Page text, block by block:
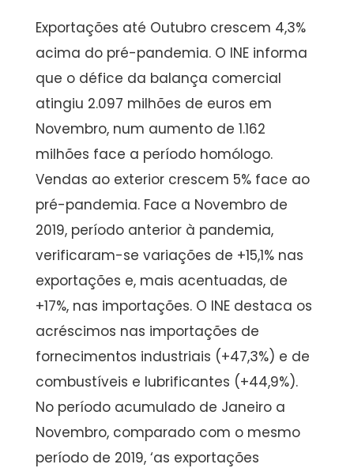
Exportações até Outubro crescem 4,3%
acima do pré-pandemia. O INE informa
que o défice da balança comercial
atingiu 2.097 milhões de euros em
Novembro, num aumento de 1.162
milhões face a período homólogo.
Vendas ao exterior crescem 5% face ao
pré-pandemia. Face a Novembro de
2019, período anterior à pandemia,
verificaram-se variações de +15,1% nas
exportações e, mais acentuadas, de
+17%, nas importações. O INE destaca os
acréscimos nas importações de
fornecimentos industriais (+47,3%) e de
combustíveis e lubrificantes (+44,9%).
No período acumulado de Janeiro a
Novembro, comparado com o mesmo
período de 2019, ‘as exportações